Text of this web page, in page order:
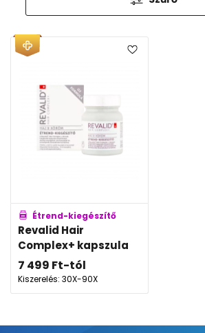
Étrend-kiegészítő
Revalid Hair
Complex+ kapszula
7 499 Ft-tól
Kiszerelés: 30X-90X